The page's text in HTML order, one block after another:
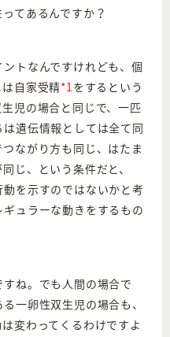
てあるんですか？
トなんですけれども、個
自家受精*1をするという
児の場合と同じで、一匹
遺伝情報としては全て同
ながり方も同じ、はたま
じ、という条件だと、
動を示すのではないかと考
ュラーな動きをするもの
ね。でも人間の場合で
一卵性双生児の場合も、
変わってくるわけですよ